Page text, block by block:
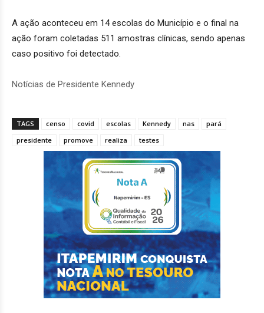
A ação aconteceu em 14 escolas do Município e o final na
ação foram coletadas 511 amostras clínicas, sendo apenas
caso positivo foi detectado.
Notícias de Presidente Kennedy
TAGS censo covid escolas Kennedy nas
pará
presidente
promove realiza testes